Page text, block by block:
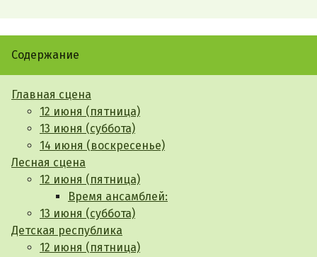
Содержание
Главная сцена
12 июня (пятница)
13 июня (суббота)
14 июня (воскресенье)
Лесная сцена
12 июня (пятница)
Время ансамблей:
13 июня (суббота)
Детская республика
12 июня (пятница)